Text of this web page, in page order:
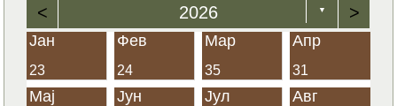
< 2026 ▼ >
Јан
23
Фев
24
Мар
35
Апр
31
Мај Јун Јул Авг